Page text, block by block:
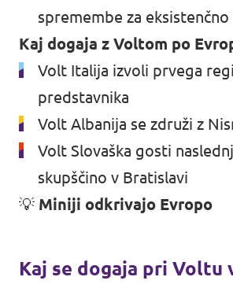
spremembe za
Kaj dogaja z Voltom po
Volt Italija izvoli prvega
predstavnika
Volt Albanija se združi z
Volt Slovaška gosti
skupščino v Bratislavi
💡 Miniji odkrivajo Evropo
Kaj se dogaja pri Voltu